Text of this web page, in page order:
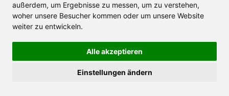
außerdem, um Ergebnisse zu messen, um zu verstehen,
woher unsere Besucher kommen oder um unsere Website
weiter zu entwickeln.
Alle akzeptieren
Einstellungen ändern
Q2. Muss ich nach der Nutzung von Claila
einen menschlichen Korrekturleser
beauftragen?
Für rechtlich oder medizinisch kritische Texte, ja –
ein muttersprachlicher Spezialist wird weiterhin